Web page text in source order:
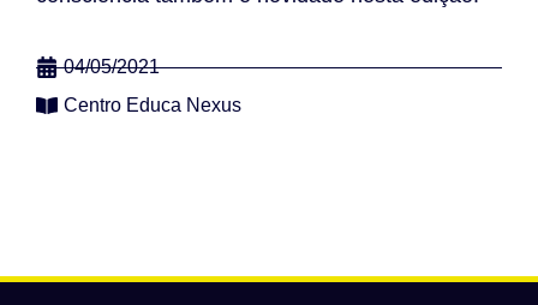
04/05/2021
Centro Educa Nexus